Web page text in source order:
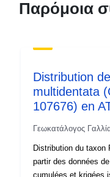
Παρόμοια
Distribution
multidentata
107676) en
Γεωκατάλογος
Distribution du taxon
partir des données
cumulées et krigées